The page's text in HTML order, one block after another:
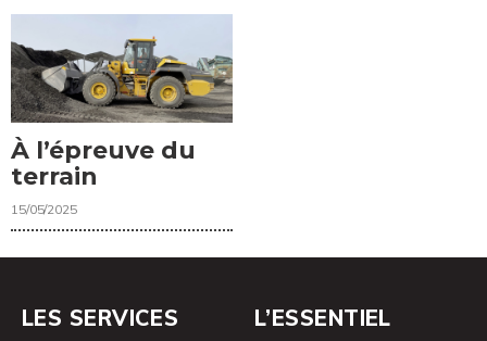
À l’épreuve du
terrain
15/05/2025
LES SERVICES L’ESSENTIEL